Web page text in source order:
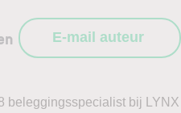
E-mail auteur
beleggingsspecialist bij LYNX